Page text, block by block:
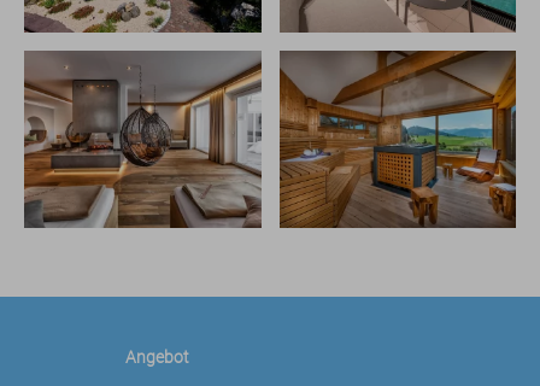
Angebot